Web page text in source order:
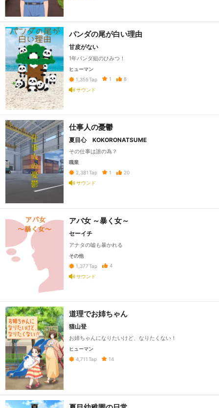
パンダの尾が白い理由
甘皮がない
1年パンダ組のひみつ！
ヒューマン
1,355Tap 1
8
サウンド
仕事人の憂鬱
夏目心 KOKORONATSUME
その仕事は誰の為？
職業
2,381 Tap 1
20
サウンド
アバ女 ～暴く女～
セーイチ
アナタの嘘も暴かれる
その他
1,377 Tap
4
サウンド
道理でお姉ちゃん
猫山登
お姉ちゃんになりたいけど、なりたくない！
ヒューマン
4,711 Tap 14